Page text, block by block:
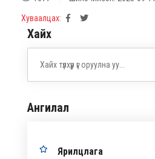
Хуваалцах:
Хайх
Ангилал
Ярилцлага